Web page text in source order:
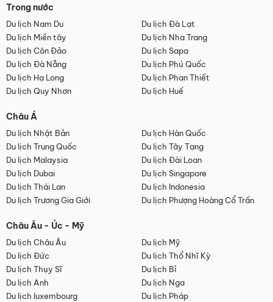
Trong nước
Du lịch Nam Du
Du lịch Đà Lạt
Du lịch Miền tây
Du lịch Nha Trang
Du lịch Côn Đảo
Du lịch Sapa
Du lịch Đà Nẵng
Du lịch Phú Quốc
Du lịch Hạ Long
Du lịch Phan Thiết
Du lịch Quy Nhơn
Du lịch Huế
Châu Á
Du lịch Nhật Bản
Du lịch Hàn Quốc
Du lịch Trung Quốc
Du lịch Tây Tạng
Du lịch Malaysia
Du lịch Đài Loan
Du lịch Dubai
Du lịch Singapore
Du lịch Thái Lan
Du lịch Indonesia
Du lịch Trương Gia Giới
Du lịch Phượng Hoàng Cổ Trấn
Châu Âu - Úc - Mỹ
Du lịch Châu Âu
Du lịch Mỹ
Du lịch Đức
Du lịch Thổ Nhĩ Kỳ
Du lịch Thụy Sĩ
Du lịch Bỉ
Du lịch Anh
Du lịch Nga
Du lịch luxembourg
Du lịch Pháp